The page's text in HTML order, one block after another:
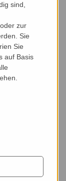
Sie
sind,
zur
Sie
Sie
auf Basis